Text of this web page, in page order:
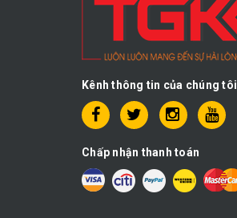
Kênh thông tin của chúng tôi
Chấp nhận thanh toán